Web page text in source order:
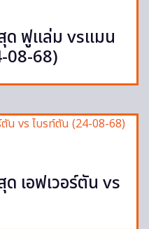
ด ฟูแล่ม vsแมน
08-68)
เอฟเวอร์ตัน vs